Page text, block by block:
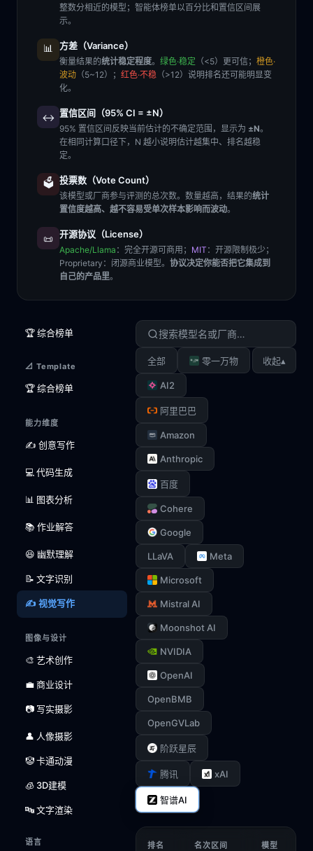
整数分相近的模型；智能体榜单以百分比和置信区间展
示。
📊 方差（Variance）
衡量结果的统计稳定程度。 绿色·稳定 （<5）更可信； 橙色·
波动 （5~12）； 红色·不稳 （>12）说明排名还可能明显变
化。
↔️ 置信区间（95% CI = ±N）
95% 置信区间反映当前估计的不确定范围，显示为 ±N。
在相同计算口径下，N 越小说明估计越集中、排名越稳
定。
🗳️ 投票数（Vote Count）
该模型或厂商参与评测的总次数。数量越高，结果的统计
置信度越高、越不容易受单次样本影响而波动。
📜 开源协议（License）
Apache/Llama ：完全开源可商用； MIT ：开源限制极少；
Proprietary ：闭源商业模型。 协议决定你能否把它集成到
自己的产品里。
🏆 综合榜单
📐 Template
🏆 综合榜单
能力维度
✍️ 创意写作
💻 代码生成
📊 图表分析
📚 作业解答
😆 幽默理解
📝 文字识别
✍️ 视觉写作
图像与设计
🎨 艺术创作
💼 商业设计
📷 写实摄影
👤 人像摄影
🤡 卡通动漫
🧊 3D建模
🔤 文字渲染
语言
全部 零一万物
AI2
阿里巴巴
Amazon
Anthropic
百度
Cohere
Google
LLaVA Meta
Microsoft
Mistral AI
Moonshot AI
NVIDIA
OpenAI
OpenBMB
OpenGVLab
阶跃星辰
腾讯 xAI
智谱AI
收起▴
排名 名次区间 模型